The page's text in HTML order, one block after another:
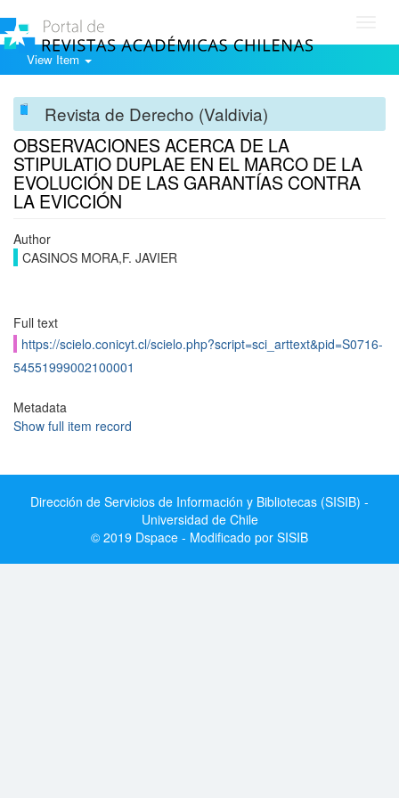
View Item
Revista de Derecho (Valdivia)
OBSERVACIONES ACERCA DE LA
STIPULATIO DUPLAE EN EL MARCO DE LA
EVOLUCIÓN DE LAS GARANTÍAS CONTRA
LA EVICCIÓN
Author
CASINOS MORA,F. JAVIER
Full text
https://scielo.conicyt.cl/scielo.php?script=sci_arttext&pid=S0716-
54551999002100001
Metadata
Show full item record
Dirección de Servicios de Información y Bibliotecas (SISIB) -
Universidad de Chile
© 2019 Dspace - Modificado por SISIB